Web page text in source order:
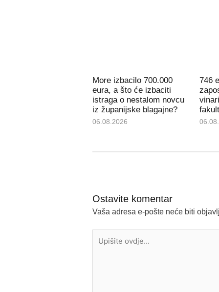
More izbacilo 700.000
eura, a što će izbaciti
istraga o nestalom novcu
iz županijske blagajne?
06.08.2026
746
Ostavite komentar
Vaša adresa e-pošte neće biti
ovdje...